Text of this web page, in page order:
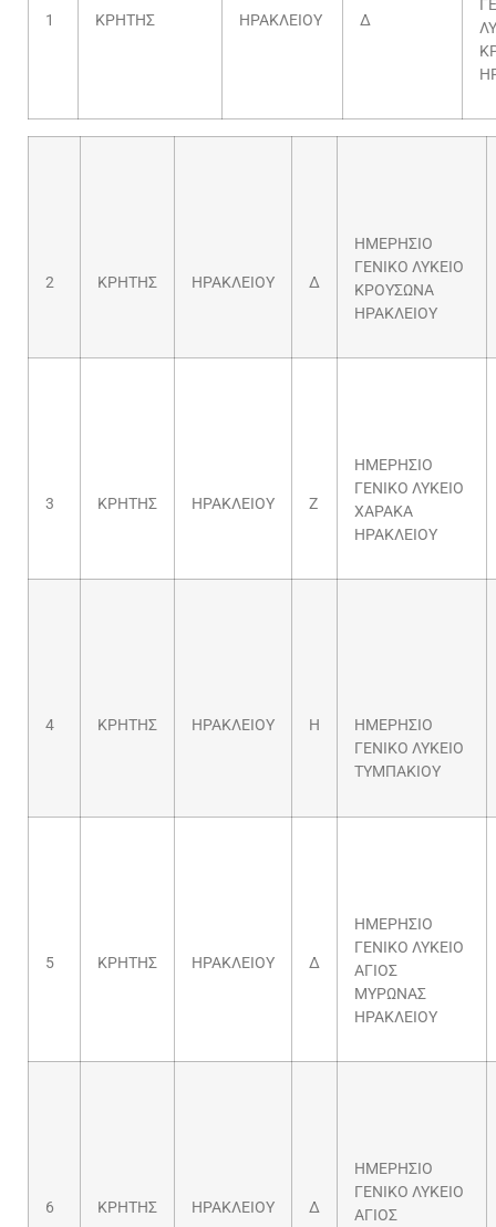
1 ΚΡΗΤΗΣ ΗΡΑΚΛΕΙΟΥ Δ
2 ΚΡΗΤΗΣ ΗΡΑΚΛΕΙΟΥ Δ
ΗΜΕΡΗΣΙΟ
ΓΕΝΙΚΟ ΛΥΚΕΙΟ
ΚΡΟΥΣΩΝΑ
ΗΡΑΚΛΕΙΟΥ
3 ΚΡΗΤΗΣ ΗΡΑΚΛΕΙΟΥ Ζ
ΗΜΕΡΗΣΙΟ
ΓΕΝΙΚΟ ΛΥΚΕΙΟ
ΧΑΡΑΚΑ
ΗΡΑΚΛΕΙΟΥ
4 ΚΡΗΤΗΣ ΗΡΑΚΛΕΙΟΥ Η
ΗΜΕΡΗΣΙΟ
ΓΕΝΙΚΟ ΛΥΚΕΙΟ
ΤΥΜΠΑΚΙΟΥ
5 ΚΡΗΤΗΣ ΗΡΑΚΛΕΙΟΥ Δ
ΗΜΕΡΗΣΙΟ
ΓΕΝΙΚΟ ΛΥΚΕΙΟ
ΑΓΙΟΣ
ΜΥΡΩΝΑΣ
ΗΡΑΚΛΕΙΟΥ
6 ΚΡΗΤΗΣ ΗΡΑΚΛΕΙΟΥ Δ
ΗΜΕΡΗΣΙΟ
ΓΕΝΙΚΟ ΛΥΚΕΙΟ
ΑΓΙΟΣ